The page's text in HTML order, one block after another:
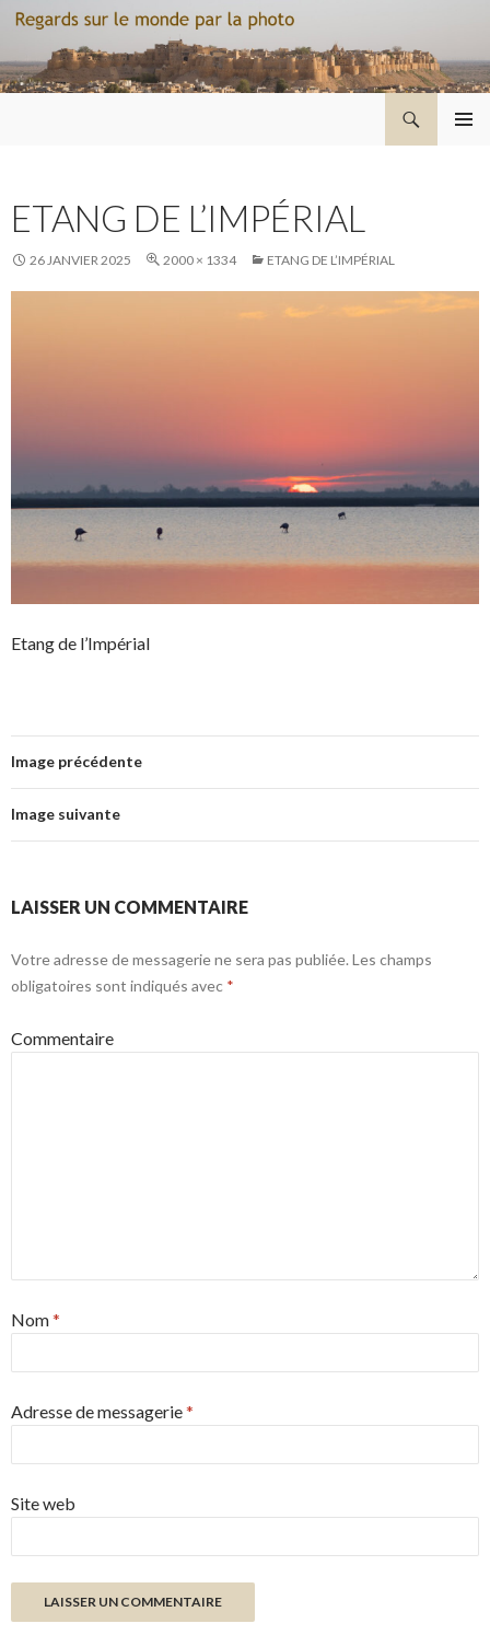
ETANG DE L’IMPÉRIAL
26 JANVIER 2025 2000 × 1334 ETANG DE L’IMPÉRIAL
Etang de l’Impérial
Image précédente
Image suivante
LAISSER UN COMMENTAIRE
Votre adresse de messagerie ne sera pas publiée. Les champs
obligatoires sont indiqués avec *
Commentaire
Nom*
Adresse de messagerie*
Site web